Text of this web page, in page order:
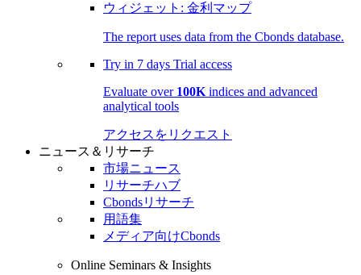
ウィジェット: 金利マップ
The report uses data from the Cbonds database.
Try in 7 days Trial access
Evaluate over 100K indices and advanced
analytical tools
アクセスをリクエスト
ニュース＆リサーチ
市場ニュース
リサーチハブ
Cbondsリサーチ
用語集
メディア向けCbonds
Online Seminars & Insights